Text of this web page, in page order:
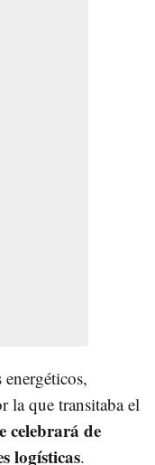
la que transitaba el
celebrará de
logísticas.